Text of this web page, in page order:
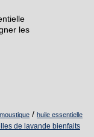
les
/ huile essentielle
de lavande bienfaits